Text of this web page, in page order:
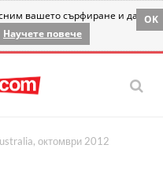
вашето сърфиране и да
Научете повече
OK
октомври 2012